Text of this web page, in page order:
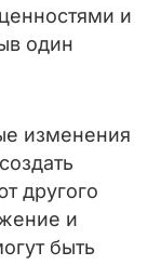
и
один
изменения
другого
и
быть